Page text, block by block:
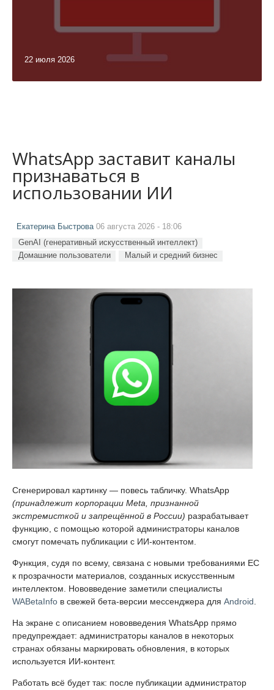
22 июля 2026
WhatsApp заставит каналы
признаваться в
использовании ИИ
Екатерина Быстрова06 августа 2026 - 18:06
GenAI (генеративный искусственный интеллект)
Домашние пользователи
Малый и средний бизнес
Сгенерировал картинку — повесь табличку. WhatsApp
(принадлежит корпорации Meta, признанной
экстремисткой и запрещённой в России) разрабатывает
функцию, с помощью которой администраторы каналов
смогут помечать публикации с ИИ-контентом.
Функция, судя по всему, связана с новыми требованиями ЕС
к прозрачности материалов, созданных искусственным
интеллектом. Нововведение заметили специалисты
WABetaInfo в свежей бета-версии мессенджера для Android
На экране с описанием нововведения WhatsApp прямо
предупреждает: администраторы каналов в некоторых
странах обязаны маркировать обновления, в которых
используется ИИ-контент.
Работать всё будет так: после публикации администратор